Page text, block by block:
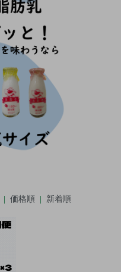
| 価格順 新着順